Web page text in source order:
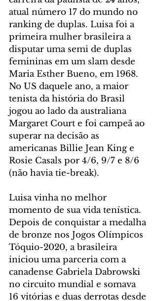
atual número 17 do mundo no
ranking de duplas. Luisa foi a
primeira mulher brasileira a
disputar uma semi de duplas
femininas em um slam desde
Maria Esther Bueno, em 1968.
No US daquele ano, a maior
tenista da história do Brasil
jogou ao lado da australiana
Margaret Court e foi campeã ao
superar na decisão as
americanas Billie Jean King e
Rosie Casals por 4/6, 9/7 e 8/6
(não havia tie-break).
Luisa vinha no melhor
momento de sua vida tenística.
Depois de conquistar a medalha
de bronze nos Jogos Olímpicos
Tóquio-2020, a brasileira
iniciou uma parceria com a
canadense Gabriela Dabrowski
no circuito mundial e somava
16 vitórias e duas derrotas desde